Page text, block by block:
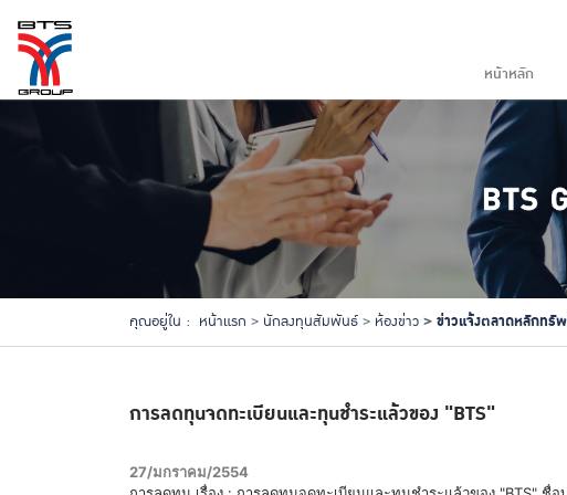
หน้าหลัก
คุณอยู่ใน : หน้าแรก นักลงทุนสัมพันธ์ ห้องข่าว ข่าวแจ้งตลาดหลักทรั
การลดทุนจดทะเบียนและทุนชำระแล้วของ "BTS"
27/มกราคม/2554